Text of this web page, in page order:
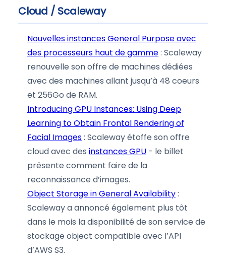
Cloud / Scaleway
Nouvelles instances General Purpose avec
des processeurs haut de gamme: Scaleway
renouvelle son offre de machines dédiées
avec des machines allant jusqu’à 48 coeurs
et 256Go de RAM.
Introducing GPU Instances: Using Deep
Learning to Obtain Frontal Rendering of
Facial Images: Scaleway étoffe son offre
cloud avec des instances GPU - le billet
présente comment faire de la
reconnaissance d’images.
Object Storage in General Availability:
Scaleway a annoncé également plus tôt
dans le mois la disponibilité de son service de
stockage object compatible avec l’API
d’AWS S3.